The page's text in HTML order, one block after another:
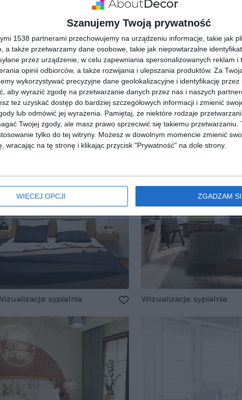
Szanujemy Twoją prywatność
1538 partnerami przechowujemy na urządzeniu informacje, takie jak
a także przetwarzamy dane osobowe, takie jak niepowtarzalne
przez urządzenie, w celu zapewniania spersonalizowanych reklam
opinii odbiorców, a także rozwijania i ulepszania produktów. Za
wykorzystywać precyzyjne dane geolokalizacyjne i identyfikację przez
aby wyrazić zgodę na przetwarzanie danych przez nas i naszych
też uzyskać dostęp do bardziej szczegółowych informacji i zmienić
lub odmówić jej wyrażenia.
Pamiętaj, że niektóre rodzaje
Twojej zgody, ale masz prawo sprzeciwić się takiemu przetwarzaniu.
tylko do tej witryny. Możesz w dowolnym momencie zmienić
wracając na tę stronę i klikając przycisk "Prywatność" na dole strony.
WIĘCEJ OPCJI ZGADZAM
ulubionych
w stylu glamour
Dodaj do ulubionych
Sypialnia
sypialnia Wizualizacja: sypialnia